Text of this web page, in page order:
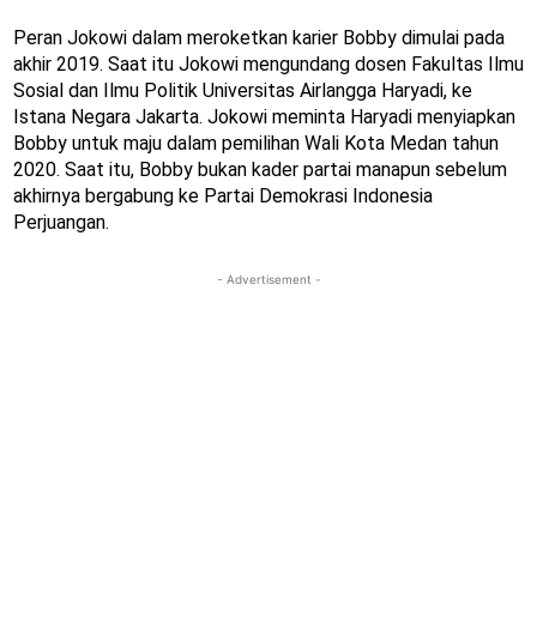
Peran Jokowi dalam meroketkan karier Bobby dimulai pada
akhir 2019. Saat itu Jokowi mengundang dosen Fakultas Ilmu
Sosial dan Ilmu Politik Universitas Airlangga Haryadi, ke
Istana Negara Jakarta. Jokowi meminta Haryadi menyiapkan
Bobby untuk maju dalam pemilihan Wali Kota Medan tahun
2020. Saat itu, Bobby bukan kader partai manapun sebelum
akhirnya bergabung ke Partai Demokrasi Indonesia
Perjuangan.
- Advertisement -